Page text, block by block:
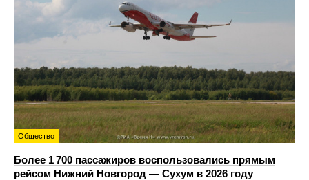
Общество
Более 1 700 пассажиров воспользовались прямым
рейсом Нижний Новгород — Сухум в 2026 году